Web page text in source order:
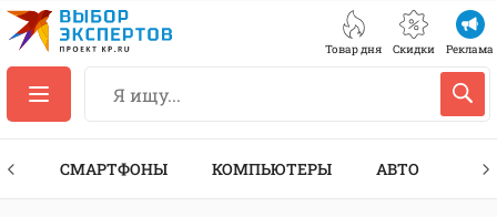
Товар дня Скидки Реклама
СМАРТФОНЫ КОМПЬЮТЕРЫ АВТО